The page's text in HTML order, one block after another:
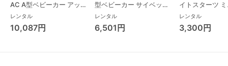
AC A型ベビーカー アッ
プリカ(Aprica) A型ベビ
ーカー アップリカ
(Aprica)
レンタル
10,087円
型ベビーカー サイベック
ス(cybex)
レンタル
6,501円
イトスターツ
ス フォーエバ
レンド ジャン
パルー キッズ
レンタル
3,300円